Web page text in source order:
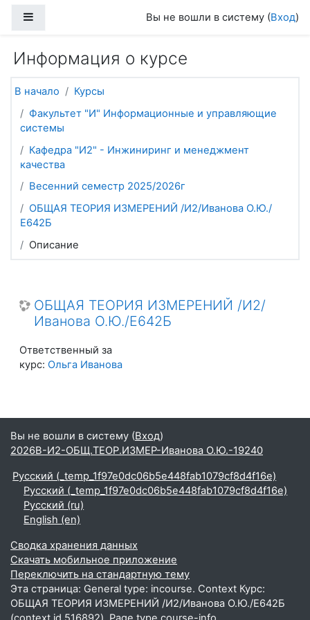
Вы не вошли в систему (Вход)
Информация о курсе
В начало
Курсы
Факультет "И" Информационные и управляющие
системы
Кафедра "И2" - Инжиниринг и менеджмент
качества
Весенний семестр 2025/2026г
ОБЩАЯ ТЕОРИЯ ИЗМЕРЕНИЙ /И2/Иванова О.Ю./
Е642Б
Описание
ОБЩАЯ ТЕОРИЯ ИЗМЕРЕНИЙ /И2/
Иванова О.Ю./Е642Б
Ответственный за
курс: Ольга Иванова
Вы не вошли в систему (Вход)
2026В-И2-ОБЩ.ТЕОР.ИЗМЕР-Иванова О.Ю.-19240
Русский ‎(_temp_1f97e0dc06b5e448fab1079cf8d4f16e)‎
Русский ‎(_temp_1f97e0dc06b5e448fab1079cf8d4f16e)‎
Русский ‎(ru)‎
English ‎(en)‎
Сводка хранения данных
Скачать мобильное приложение
Переключить на стандартную тему
Эта страница: General type: incourse. Context Курс:
ОБЩАЯ ТЕОРИЯ ИЗМЕРЕНИЙ /И2/Иванова О.Ю./Е642Б